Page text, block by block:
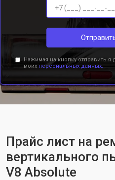
Нажимая на кнопку отправить я
моих персональных данных.
Прайс лист на
вертикального
V8 Absolute